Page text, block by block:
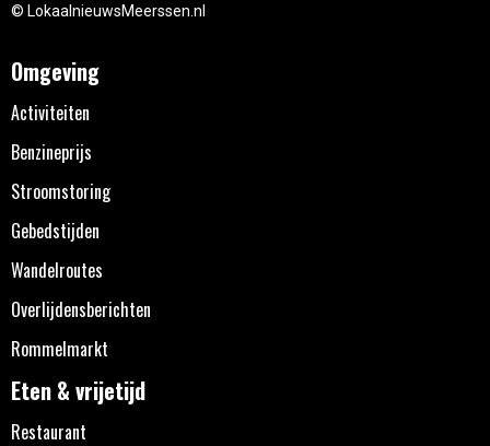
© LokaalnieuwsMeerssen.nl
Omgeving
Activiteiten
Benzineprijs
Stroomstoring
Gebedstijden
Wandelroutes
Overlijdensberichten
Rommelmarkt
Eten & vrijetijd
Restaurant